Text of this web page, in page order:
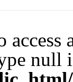
access
null